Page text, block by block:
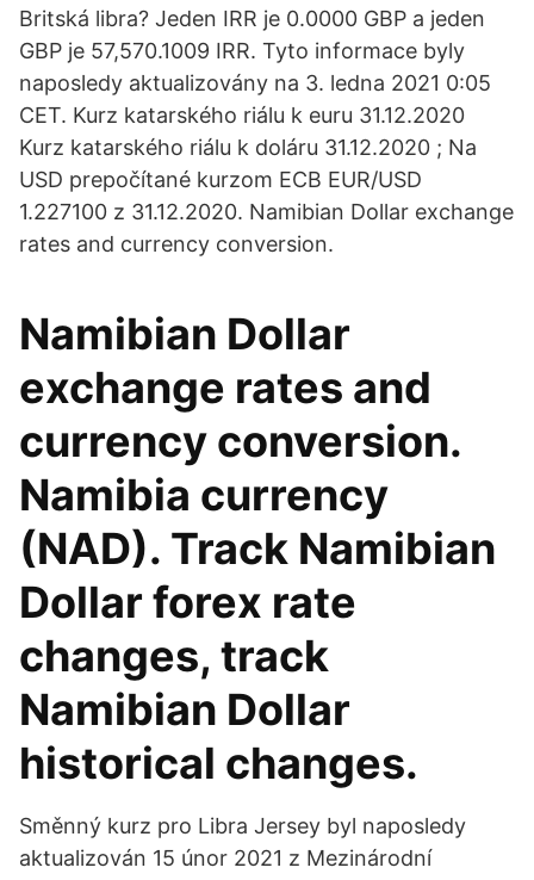
Britská libra? Jeden IRR je 0.0000 GBP a jeden
GBP je 57,570.1009 IRR. Tyto informace byly
naposledy aktualizovány na 3. ledna 2021 0:05
CET. Kurz katarského riálu k euru 31.12.2020
Kurz katarského riálu k doláru 31.12.2020 ; Na
USD prepočítané kurzom ECB EUR/USD
1.227100 z 31.12.2020. Namibian Dollar exchange
rates and currency conversion.
Namibian Dollar
exchange rates and
currency conversion.
Namibia currency
(NAD). Track Namibian
Dollar forex rate
changes, track
Namibian Dollar
historical changes.
Směnný kurz pro Libra Jersey byl naposledy
aktualizován 15 únor 2021 z Mezinárodní